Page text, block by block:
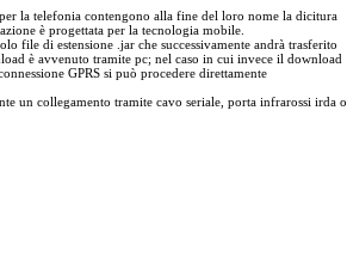
la telefonia contengono alla fine del loro nome la dicitura
è progettata per la tecnologia mobile.
file di estensione .jar che successivamente andrà trasferito
è avvenuto tramite pc; nel caso in cui invece il download
GPRS si può procedere direttamente
un collegamento tramite cavo seriale, porta infrarossi irda o